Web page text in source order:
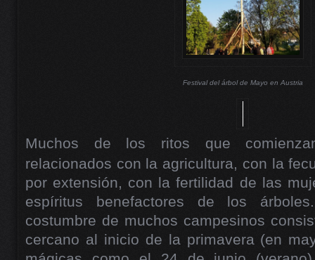
Festival del árbol de Mayo en Austria
Muchos de los ritos que
relacionados con la agricultura, con la
por extensión, con la fertilidad de las
espíritus benefactores de los
costumbre de muchos campesinos
cercano al inicio de la primavera (en